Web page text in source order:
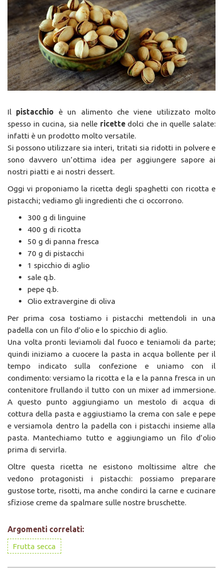
Il pistacchio è un alimento che viene utilizzato molto
spesso in cucina, sia nelle ricette dolci che in quelle salate:
infatti è un prodotto molto versatile.
Si possono utilizzare sia interi, tritati sia ridotti in polvere e
sono davvero un’ottima idea per aggiungere sapore ai
nostri piatti e ai nostri dessert.
Oggi vi proponiamo la ricetta degli spaghetti con ricotta e
pistacchi; vediamo gli ingredienti che ci occorrono.
300 g di linguine
400 g di ricotta
50 g di panna fresca
70 g di pistacchi
1 spicchio di aglio
sale q.b.
pepe q.b.
Olio extravergine di oliva
Per prima cosa tostiamo i pistacchi mettendoli in una
padella con un filo d’olio e lo spicchio di aglio.
Una volta pronti leviamoli dal fuoco e teniamoli da parte;
quindi iniziamo a cuocere la pasta in acqua bollente per il
tempo indicato sulla confezione e uniamo con il
condimento: versiamo la ricotta e la e la panna fresca in un
contenitore frullando il tutto con un mixer ad immersione.
A questo punto aggiungiamo un mestolo di acqua di
cottura della pasta e aggiustiamo la crema con sale e pepe
e versiamola dentro la padella con i pistacchi insieme alla
pasta. Mantechiamo tutto e aggiungiamo un filo d’olio
prima di servirla.
Oltre questa ricetta ne esistono moltissime altre che
vedono protagonisti i pistacchi: possiamo preparare
gustose torte, risotti, ma anche condirci la carne e cucinare
sfiziose creme da spalmare sulle nostre bruschette.
Argomenti correlati:
Frutta secca